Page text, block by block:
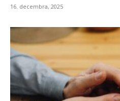
16. decembra, 2025